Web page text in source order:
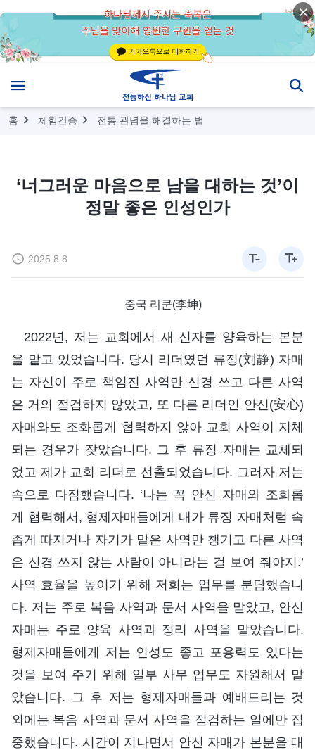
홈 체험간증 전통 관념을 해결하는 법
‘너그러운 마음으로 남을 대하는 것’이
정말 좋은 인성인가
2025.8.8
중국 리쿤(李坤)
2022년, 저는 교회에서 새 신자를 양육하는 본분
을 맡고 있었습니다. 당시 리더였던 류징(刘静) 자매
는 자신이 주로 책임진 사역만 신경 쓰고 다른 사역
은 거의 점검하지 않았고, 또 다른 리더인 안신(安心)
자매와도 조화롭게 협력하지 않아 교회 사역이 지체
되는 경우가 잦았습니다. 그 후 류징 자매는 교체되
었고 제가 교회 리더로 선출되었습니다. 그러자 저는
속으로 다짐했습니다. ‘나는 꼭 안신 자매와 조화롭
게 협력해서, 형제자매들에게 내가 류징 자매처럼 속
좁게 따지거나 자기가 맡은 사역만 챙기고 다른 사역
은 신경 쓰지 않는 사람이 아니라는 걸 보여 줘야지.’
사역 효율을 높이기 위해 저희는 업무를 분담했습니
다. 저는 주로 복음 사역과 문서 사역을 맡았고, 안신
자매는 주로 양육 사역과 정리 사역을 맡았습니다.
형제자매들에게 저는 인성도 좋고 포용력도 있다는
것을 보여 주기 위해 일부 사무 업무도 자원해서 맡
았습니다. 그 후 저는 형제자매들과 예배드리는 것
외에는 복음 사역과 문서 사역을 점검하는 일에만 집
중했습니다. 시간이 지나면서 안신 자매가 본분을 대